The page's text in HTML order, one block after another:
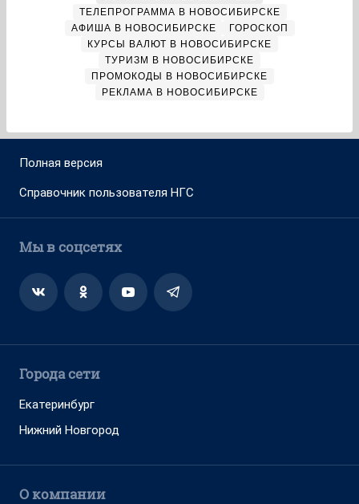
ТЕЛЕПРОГРАММА В НОВОСИБИРСКЕ
АФИША В НОВОСИБИРСКЕ
ГОРОСКОП
КУРСЫ ВАЛЮТ В НОВОСИБИРСКЕ
ТУРИЗМ В НОВОСИБИРСКЕ
ПРОМОКОДЫ В НОВОСИБИРСКЕ
РЕКЛАМА В НОВОСИБИРСКЕ
Полная версия
Справочник пользователя НГС
Мы в соцсетях
Города сети
Екатеринбург
Нижний Новгород
О компании